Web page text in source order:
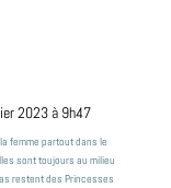
2023 à 9h47
femme partout dans le
sont toujours au milieu
restent des Princesses